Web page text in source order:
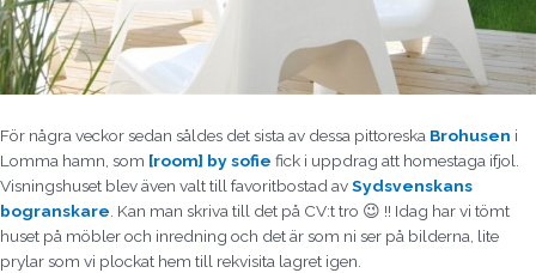
För några veckor sedan såldes det sista av dessa pittoreska Brohusen i
Lomma hamn, som [room] by sofie fick i uppdrag att homestaga ifjol.
Visningshuset blev även valt till favoritbostad avSydsvenskans
bogranskare . Kan man skriva till det på CV:t tro 😉 !! Idag har vi tömt
huset på möbler och inredning och det är som ni ser på bilderna, lite
prylar som vi plockat hem till rekvisita lagret igen.